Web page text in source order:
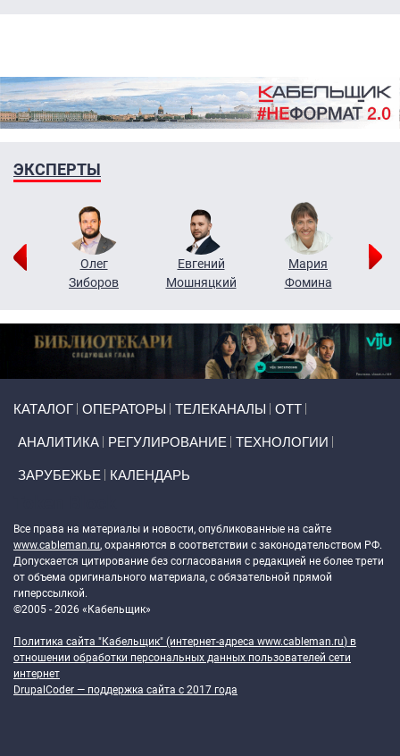
ЭКСПЕРТЫ
Олег
Зиборов
Евгений
Мошняцкий
Мария
Фомина
КАТАЛОГ ОПЕРАТОРЫ ТЕЛЕКАНАЛЫ ОТТ
АНАЛИТИКА РЕГУЛИРОВАНИЕ ТЕХНОЛОГИИ
ЗАРУБЕЖЬЕ КАЛЕНДАРЬ
Все права на материалы и новости, опубликованные на сайте
www.cableman.ru, охраняются в соответствии с законодательством РФ.
Допускается цитирование без согласования с редакцией не более трети
от объема оригинального материала, с обязательной прямой
гиперссылкой.
©2005 - 2026 «Кабельщик»
Политика сайта "Кабельщик" (интернет-адреса www.cableman.ru) в
отношении обработки персональных данных пользователей сети
интернет
DrupalCoder — поддержка сайта c 2017 года